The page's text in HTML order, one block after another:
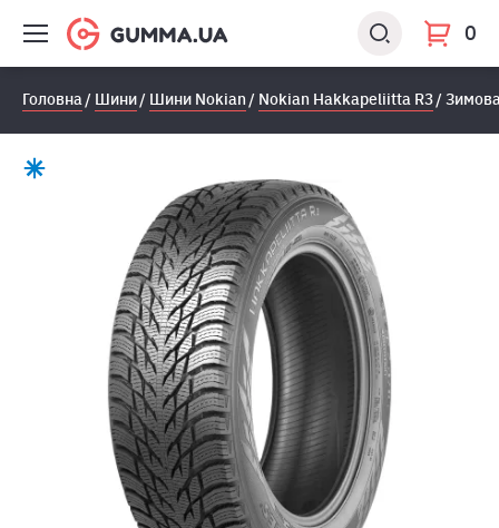
0
Головна Шини Шини Nokian Nokian Hakkapeliitta R3